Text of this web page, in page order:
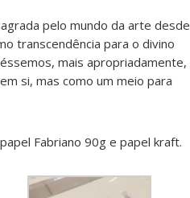
pelo mundo da arte desde
transcendência para o divino
mais apropriadamente,
si, mas como um meio para
Fabriano 90g e papel kraft.